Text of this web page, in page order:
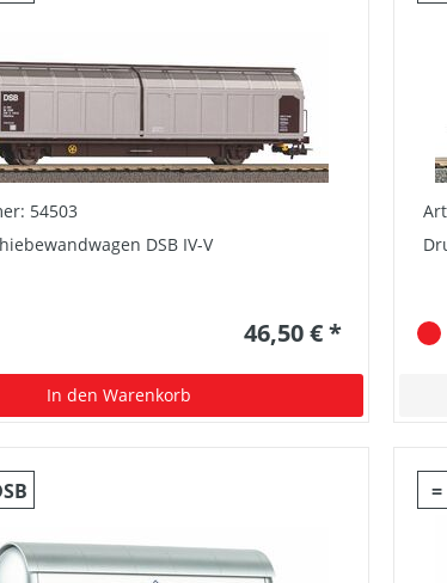
54503
DSB IV-V
46,50 € *
In den Warenkorb
=